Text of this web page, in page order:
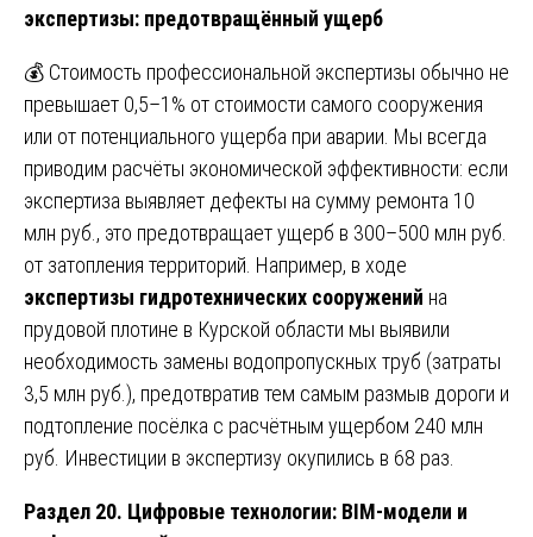
экспертизы: предотвращённый ущерб
💰 Стоимость профессиональной экспертизы обычно не
превышает 0,5–1% от стоимости самого сооружения
или от потенциального ущерба при аварии. Мы всегда
приводим расчёты экономической эффективности: если
экспертиза выявляет дефекты на сумму ремонта 10
млн руб., это предотвращает ущерб в 300–500 млн руб.
от затопления территорий. Например, в ходе
экспертизы гидротехнических сооружений на
прудовой плотине в Курской области мы выявили
необходимость замены водопропускных труб (затраты
3,5 млн руб.), предотвратив тем самым размыв дороги и
подтопление посёлка с расчётным ущербом 240 млн
руб. Инвестиции в экспертизу окупились в 68 раз.
Раздел 20. Цифровые технологии: BIM-модели и